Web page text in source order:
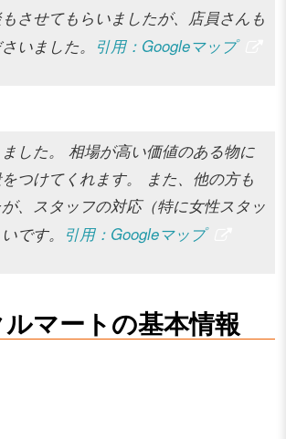
させてもらいましたが、店員さんも
いました。
引用：Googleマップ
した。 相場が高い価値のある物に
つけてくれます。 また、他の方も
、スタッフの対応（特に女性スタッ
です。
引用：Googleマップ
マートの基本情報